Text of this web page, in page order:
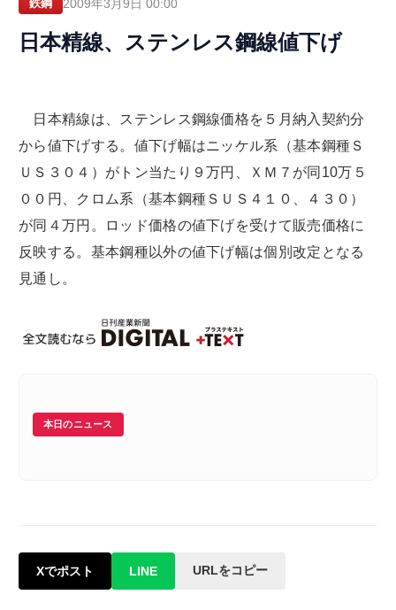
鉄鋼 2009年3月9日 00:00
日本精線、ステンレス鋼線値下げ
日本精線は、ステンレス鋼線価格を５月納入契約分
から値下げする。値下げ幅はニッケル系（基本鋼種Ｓ
ＵＳ３０４）がトン当たり９万円、ＸＭ７が同10万５
００円、クロム系（基本鋼種ＳＵＳ４１０、４３０）
が同４万円。ロッド価格の値下げを受けて販売価格に
反映する。基本鋼種以外の値下げ幅は個別改定となる
見通し。
本日のニュース
Xでポスト LINE URLをコピー